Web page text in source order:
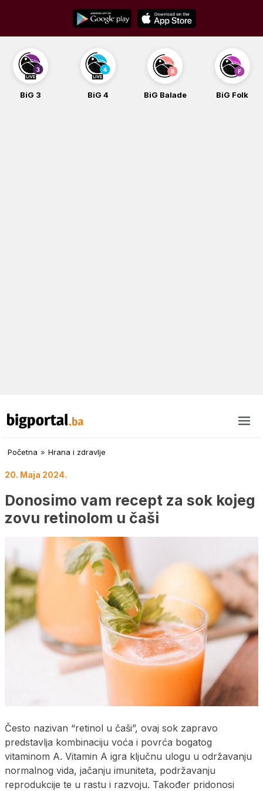
content
BiG 4 BiG Balade BiG Folk BiG iG
Početna » Hrana i zdravlje
20. Maja 2024.
Donosimo vam recept za sok kojeg
zovu retinolom u čaši
Često nazivan “retinol u čaši”, ovaj sok zapravo
predstavlja kombinaciju voća i povrća bogatog
vitaminom A. Vitamin A igra ključnu ulogu u održavanju
normalnog vida, jačanju imuniteta, podržavanju
reprodukcije te u rastu i razvoju. Također pridonosi